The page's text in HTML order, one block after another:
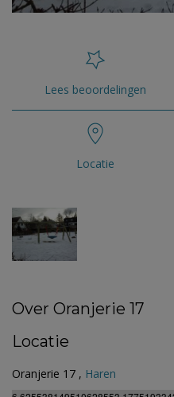
Lees beoordelingen
Locatie
Over Oranjerie 17
Locatie
Oranjerie 17 , Haren